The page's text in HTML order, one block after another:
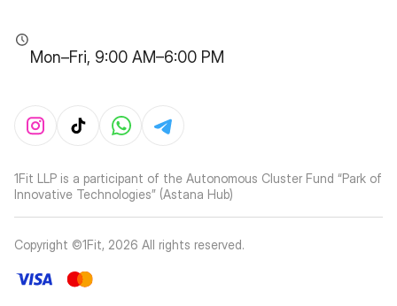
Mon–Fri, 9:00 AM–6:00 PM
1Fit LLP is a participant of the Autonomous Cluster Fund “Park of
Innovative Technologies” (Astana Hub)
Copyright ©1Fit, 2026 All rights reserved.